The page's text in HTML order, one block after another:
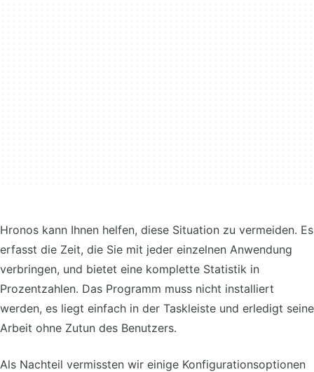
Hronos kann Ihnen helfen, diese Situation zu vermeiden. Es
erfasst die Zeit, die Sie mit jeder einzelnen Anwendung
verbringen, und bietet eine komplette Statistik in
Prozentzahlen. Das Programm muss nicht installiert
werden, es liegt einfach in der Taskleiste und erledigt seine
Arbeit ohne Zutun des Benutzers.
Als Nachteil vermissten wir einige Konfigurationsoptionen